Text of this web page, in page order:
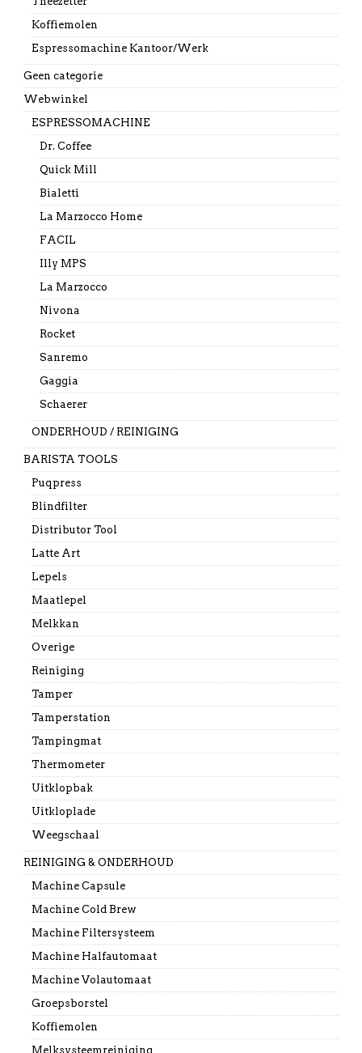
Koffiemolen
Espressomachine Kantoor/Werk
Geen categorie
Webwinkel
ESPRESSOMACHINE
Dr. Coffee
Quick Mill
Bialetti
La Marzocco Home
FACIL
Illy MPS
La Marzocco
Nivona
Rocket
Sanremo
Gaggia
Schaerer
ONDERHOUD / REINIGING
BARISTA TOOLS
Puqpress
Blindfilter
Distributor Tool
Latte Art
Lepels
Maatlepel
Melkkan
Overige
Reiniging
Tamper
Tamperstation
Tampingmat
Thermometer
Uitklopbak
Uitkloplade
Weegschaal
REINIGING & ONDERHOUD
Machine Capsule
Machine Cold Brew
Machine Filtersysteem
Machine Halfautomaat
Machine Volautomaat
Groepsborstel
Koffiemolen
Melksysteemreiniging